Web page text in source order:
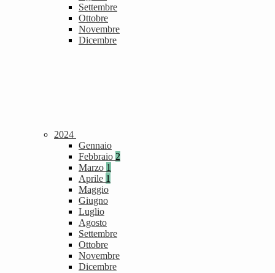
Settembre
Ottobre
Novembre
Dicembre
2024
Gennaio
Febbraio 2
Marzo 1
Aprile 1
Maggio
Giugno
Luglio
Agosto
Settembre
Ottobre
Novembre
Dicembre